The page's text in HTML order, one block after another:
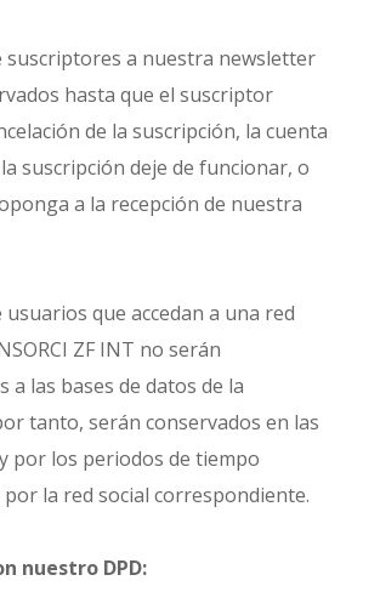
suscriptores a nuestra newsletter
hasta que el suscriptor
de la suscripción, la cuenta
suscripción deje de funcionar, o
a la recepción de nuestra
usuarios que accedan a una red
ZF INT no serán
a las bases de datos de la
tanto, serán conservados en las
por los periodos de tiempo
la red social correspondiente.
nuestro DPD: